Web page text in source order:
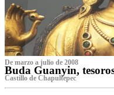
De marzo a julio de 2008
Buda Guanyin,
Castillo de Chapultepec